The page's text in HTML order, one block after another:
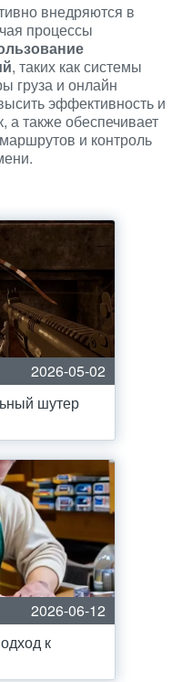
внедряются в
процессы
, таких как системы
груза и онлайн
эффективность и
а также обеспечивает
и контроль
2026-05-02
шутер
2026-06-12
к